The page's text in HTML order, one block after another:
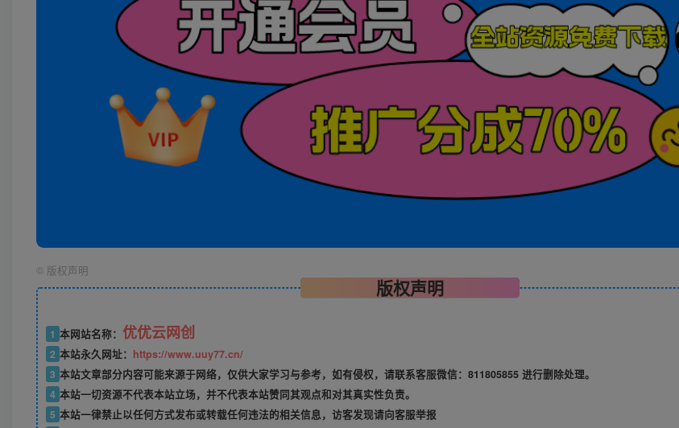
© 版权声明
版权声明
1 本网站名称： 优优云网创
2 本站永久网址： https://www.uuy77.cn/
3 本站文章部分内容可能来源于网络，仅供大家学习与参考，如有侵权，请联系客服微信：811805855 进行删除处理。
4 本站一切资源不代表本站立场，并不代表本站赞同其观点和对其真实性负责。
5 本站一律禁止以任何方式发布或转载任何违法的相关信息，访客发现请向客服举报